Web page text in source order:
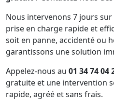
Nous intervenons 7 jours
prise en charge rapide et
soit en panne, accidenté ou
garantissons une solution
Appelez-nous au 01 34 74 04
gratuite et une intervention
rapide, agréé et sans frais.